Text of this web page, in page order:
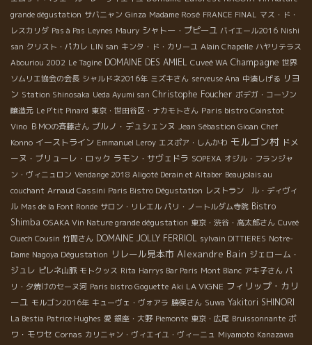
grande dégustation サバニャン Ginza Madame Rosé FRANCE FINAL マス・ド・
レスカリダ Pas à Pas Leynes Maury シャトー・プピーユ バイエール2016 Nishi
san クリスト・パカレ LIN san キンタ・ド・カリーユ Alain Chapelle ハヤリテラス
Abouriou 2002 Le Tagine DOMAINE DES AMIEL Cuveé WA Champagne 世界
ソムリエ協会の会長 シャルドネ2016年 ミズキさん serveuse Ana 中湊しげる リヨ
ン Station Shinosaka Ueda Ayumi san Christophe Foucher ボデガ・コーゾン
醸造元 Le P'tit Pinard 東京・世田谷区・ナカモトさん Paris bistro Coinstot
Vino ＢＭОの斉藤さん ブルノ・デュシェンヌ Jean Sébastion Gioan Chef
Konno イーストライン Emmanuel Leroy エスポア・しんかわ モルゴン村 ドメ
ーヌ・プリューレ・ロック ラモン・サヴェドラ SOPEXA オジル・フランジャ
ン・ヴィニュロン Vendange 2018 Aligoté Derain et Altaber Beaujolais au
couchant Arnaud Cassini Paris Bistro Dégustation レストラン ル・ディヴィ
ル Mas de la Font Ronde サロン・リレエル パリ・ノートルダム寺院 Bistro
Shimba OSAKA Vin Nature grande dégustation 東京・渋谷・高太郎さん Cuveé
Ouech Cousin 竹間さん DOMAINE JOLLY FERRIOL sylvain DITTIERES Notre-
Dame Nagoya Dégustation リレール見本市 Alexandre Bain ジェローム・
ジュレ ピレネ山脈 モトクッス Rita Harrys Bar Paris Mont Blanc アキ子さん パ
リ・夕焼けのセーヌ河 Paris bistro Goguette Aki LA VIGNE フィリップ・カリ
ーユ モルゴン2016年 キューヴェ・ヴォアラ 勝俣さん Suwa Yakitori SHINORI
La Bestia Patrice Hughes 愛 銀座・大野 Piemonte 東京・広尾 Bruissonnante ボ
ワ・モワセ Cornas カリニャン・ヴィエイユ・ヴィーニュ Miyamoto Kanazawa